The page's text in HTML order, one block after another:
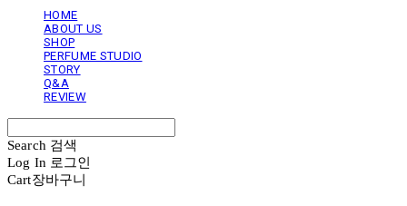
HOME
ABOUT US
SHOP
PERFUME STUDIO
STORY
Q&A
REVIEW
Search 검색
Log In 로그인
Cart장바구니